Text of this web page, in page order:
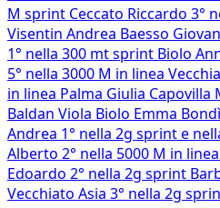
M sprint Ceccato Riccardo 3°
Visentin Andrea Baesso
1° nella 300 mt sprint Biolo
5° nella 3000 M in linea
in linea Palma Giulia Capovilla
Baldan Viola Biolo Emma
Andrea 1° nella 2g sprint e
Alberto 2° nella 5000 M in
Edoardo 2° nella 2g sprint
Vecchiato Asia 3° nella 2g